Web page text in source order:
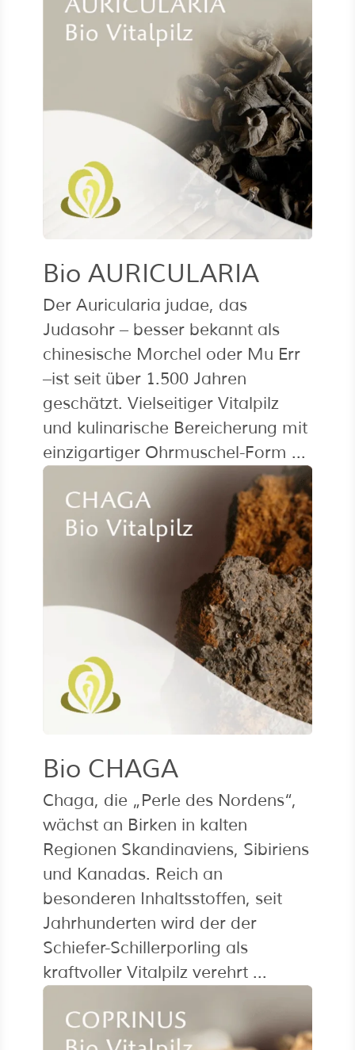
Bio AURICULARIA
Der Auricularia judae, das
Judasohr – besser bekannt als
chinesische Morchel oder Mu Err
–ist seit über 1.500 Jahren
geschätzt. Vielseitiger Vitalpilz
und kulinarische Bereicherung mit
einzigartiger Ohrmuschel-Form ...
Bio CHAGA
Chaga, die „Perle des Nordens“,
wächst an Birken in kalten
Regionen Skandinaviens, Sibiriens
und Kanadas. Reich an
besonderen Inhaltsstoffen, seit
Jahrhunderten wird der der
Schiefer-Schillerporling als
kraftvoller Vitalpilz verehrt ...